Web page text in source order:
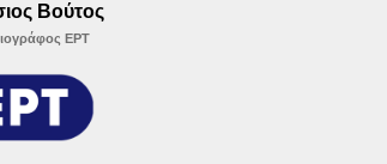
Βούτος
ΕΡΤ